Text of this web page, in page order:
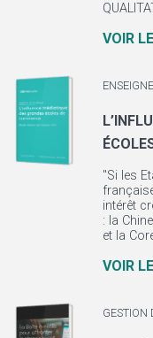
VOIR
"Si les
intérêt
: la
et la
VOIR
GESTION